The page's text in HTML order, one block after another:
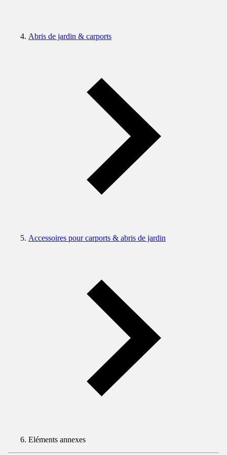
Abris de jardin & carports
Accessoires pour carports & abris de jardin
Eléments annexes